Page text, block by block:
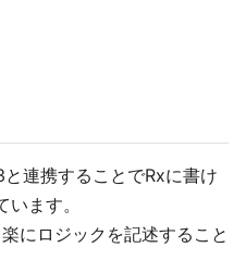
連携することでRxに書け
ます。
にロジックを記述すること